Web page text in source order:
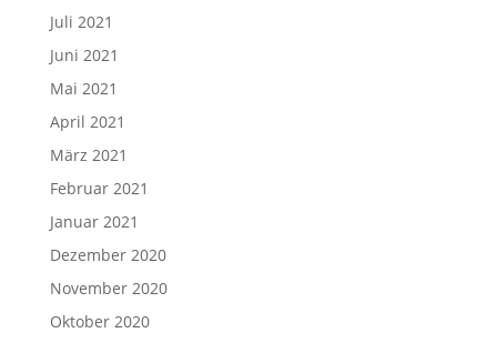
Juli 2021
Juni 2021
Mai 2021
April 2021
März 2021
Februar 2021
Januar 2021
Dezember 2020
November 2020
Oktober 2020